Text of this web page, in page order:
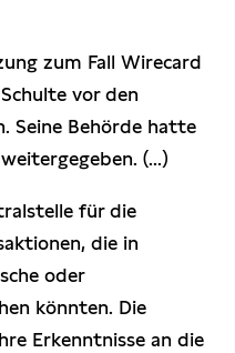
zum Fall Wirecard
vor den
Seine Behörde hatte
(...)
für die
die in
oder
könnten. Die
Erkenntnisse an die